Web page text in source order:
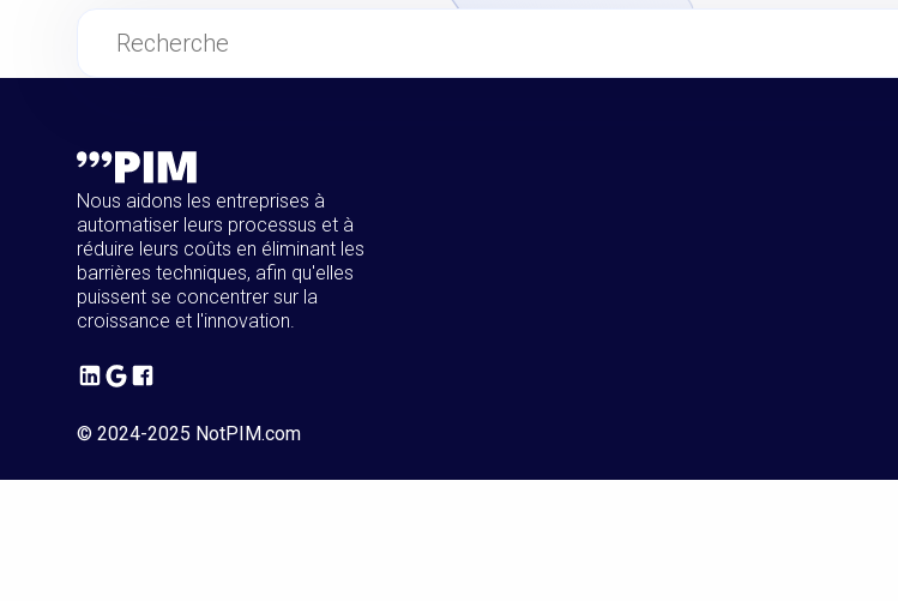
Nous aidons les entreprises à
automatiser leurs processus et à
réduire leurs coûts en éliminant les
barrières techniques, afin qu'elles
puissent se concentrer sur la
croissance et l'innovation.
© 2024-2025 NotPIM.com